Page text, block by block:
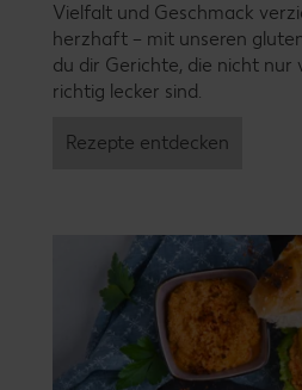
Vielfalt und Geschmack
herzhaft – mit unseren
du dir Gerichte, die nicht nur
richtig lecker sind.
Rezepte entdecken